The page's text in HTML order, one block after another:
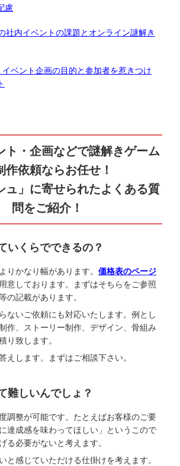
慮
社内イベントの課題とオンライン謎解き
イベント企画の目的と参加者を惹きつけ
ト・企画などで謎解きゲーム
作依頼ならお任せ！
ュ」に寄せられたよくある質
問をご紹介！
いくらでできるの？
りかなり幅があります。 価格表のページ
意しております。まずはそちらをご参照
の記載があります。
ないご依頼にも対応いたします。例とし
作、ストーリー制作、デザイン、骨組み
り致します。
えします。まずはご相談下さい。
難しいんでしょ？
調整が可能です。たとえばお客様のご要
達成感を味わってほしい」というこので
る必要がないと考えます。
と感じていただける仕掛けを考えます。